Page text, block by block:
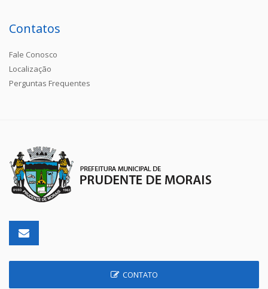
Contatos
Fale Conosco
Localização
Perguntas Frequentes
CONTATO